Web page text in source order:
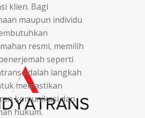
klien. Bagi
maupun individu
resmi, memilih
seperti
adalah langkah
memastikan
komunikasi dan
hukum.